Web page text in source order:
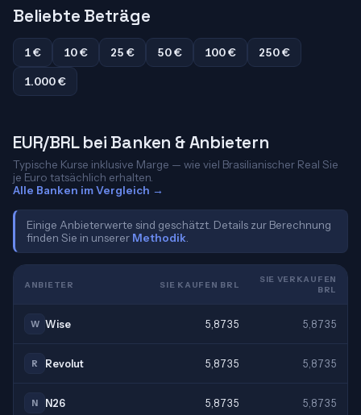
Beliebte Beträge
1 € 10 € 25 € 50 € 100 €
250 €
1.000 €
EUR/BRL bei Banken & Anbietern
Typische Kurse inklusive Marge — wie viel Brasilianischer Real Sie
je Euro tatsächlich erhalten.
Alle Banken im Vergleich →
Einige Anbieterwerte sind geschätzt. Details zur Berechnung
finden Sie in unserer Methodik
ANBIETER SIE KAUFEN BRL
SIE VERKAUFEN
BRL
W Wise 5,8735 5,8735
R Revolut 5,8735 5,8735
N N26 5,8735 5,8735